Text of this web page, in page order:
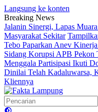
Langsung ke konten
Breaking News
Jalanin Sinergi, Lapas
Masyarakat Sekitar
Tebo Paparkan Anev
Sidang Korupsi APB Pekon
Menggala Partisipasi Ikuti
Dinilai Telah Kadaluwarsa,
Kliennya